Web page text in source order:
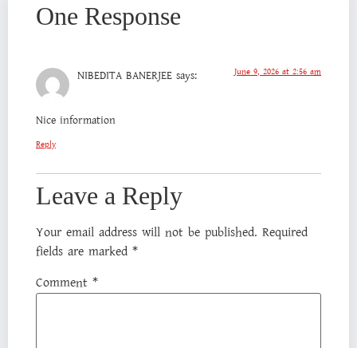
One Response
NIBEDITA BANERJEE says: June 9, 2026 at 2:56 am
Nice information
Reply
Leave a Reply
Your email address will not be published. Required
fields are marked *
Comment *